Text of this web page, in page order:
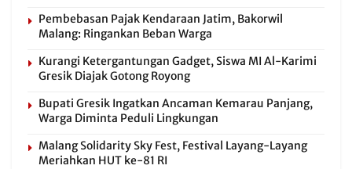
Pembebasan Pajak Kendaraan Jatim, Bakorwil
Malang: Ringankan Beban Warga
Kurangi Ketergantungan Gadget, Siswa MI Al-Karimi
Gresik Diajak Gotong Royong
Bupati Gresik Ingatkan Ancaman Kemarau Panjang,
Warga Diminta Peduli Lingkungan
Malang Solidarity Sky Fest, Festival Layang-Layang
Meriahkan HUT ke-81 RI